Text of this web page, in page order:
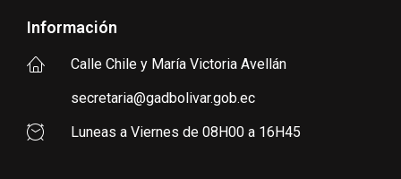
Información
Calle Chile y María Victoria Avellán
secretaria@gadbolivar.gob.ec
Luneas a Viernes de 08H00 a 16H45